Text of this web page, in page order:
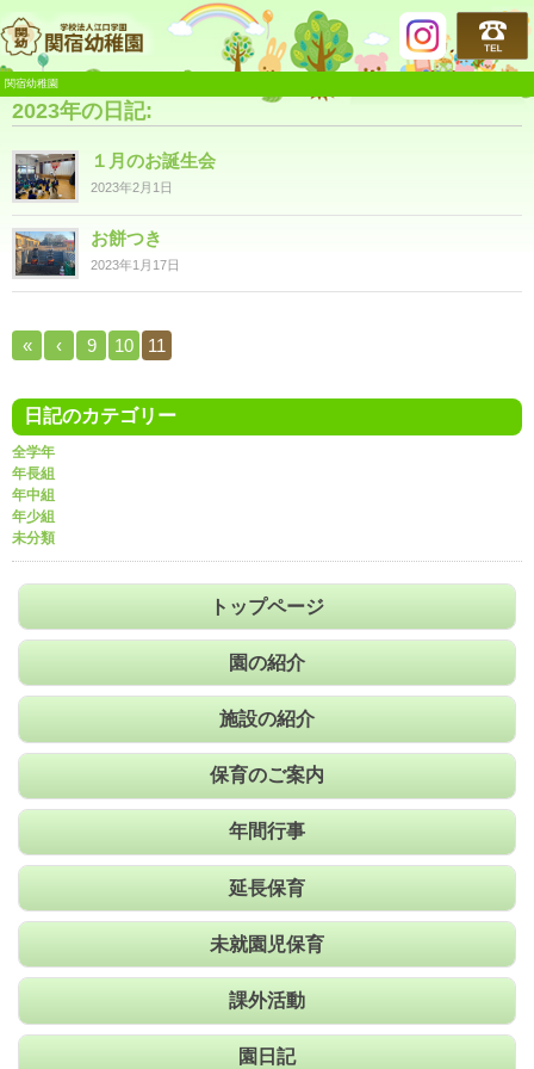
関宿幼稚園
関宿幼稚園
2023年の日記:
１月のお誕生会
2023年2月1日
お餅つき
2023年1月17日
« ‹ 9 10 11
日記のカテゴリー
全学年
年長組
年中組
年少組
未分類
トップページ
園の紹介
施設の紹介
保育のご案内
年間行事
延長保育
未就園児保育
課外活動
園日記